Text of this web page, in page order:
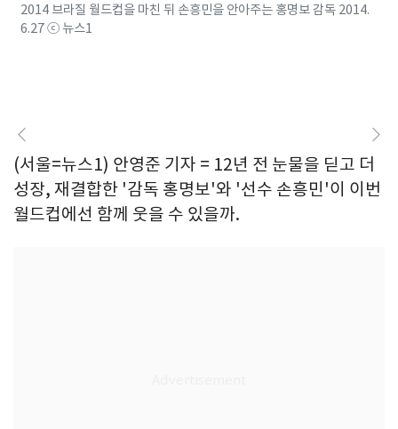
2014 브라질 월드컵을 마친 뒤 손흥민을 안아주는 홍명보 감독 2014.
6.27 ⓒ 뉴스1
(서울=뉴스1) 안영준 기자 = 12년 전 눈물을 딛고 더
성장, 재결합한 '감독 홍명보'와 '선수 손흥민'이 이번
월드컵에선 함께 웃을 수 있을까.